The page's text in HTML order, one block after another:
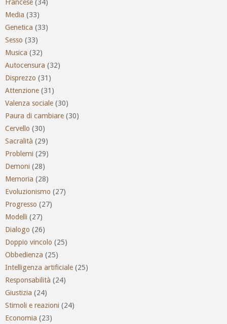
Francese (34)
Media (33)
Genetica (33)
Sesso (33)
Musica (32)
Autocensura (32)
Disprezzo (31)
Attenzione (31)
Valenza sociale (30)
Paura di cambiare (30)
Cervello (30)
Sacralità (29)
Problemi (29)
Demoni (28)
Memoria (28)
Evoluzionismo (27)
Progresso (27)
Modelli (27)
Dialogo (26)
Doppio vincolo (25)
Obbedienza (25)
Intelligenza artificiale (25)
Responsabilità (24)
Giustizia (24)
Stimoli e reazioni (24)
Economia (23)